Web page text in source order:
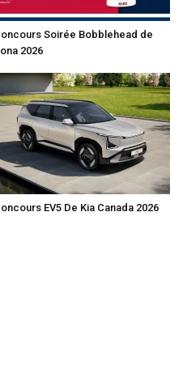
Soirée Bobblehead de
2026
EV5 De Kia Canada 2026